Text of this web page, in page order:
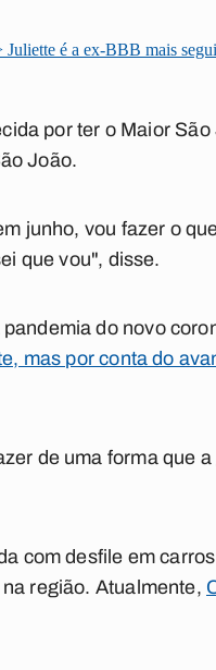
Juliette é a ex-BBB mais
por ter o Maior
João.
junho, vou fazer o
que vou", disse.
do novo
mas por conta do
de uma forma que
com desfile em
região. Atualmente,